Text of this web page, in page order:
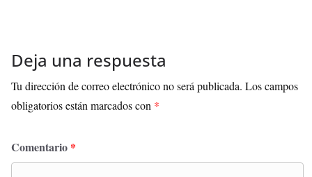
Deja una respuesta
Tu dirección de correo electrónico no será publicada. Los campos
obligatorios están marcados con *
Comentario *